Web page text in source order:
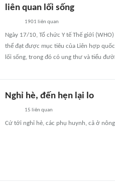
liên quan lối sống
1901 liên quan
Ngày 17/10, Tổ chức Y tế Thế giới
thể đạt được mục tiêu của Liên hợp
lối sống, trong đó có ung thư và tiểu
Nghỉ hè, đến hẹn lại lo
15 liên quan
Cứ tới nghỉ hè, các phụ huynh, cả ở